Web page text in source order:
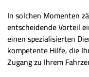
In solchen Momenten
entscheidende Vorteil
einen spezialisierten
kompetente Hilfe, die
Zugang zu Ihrem